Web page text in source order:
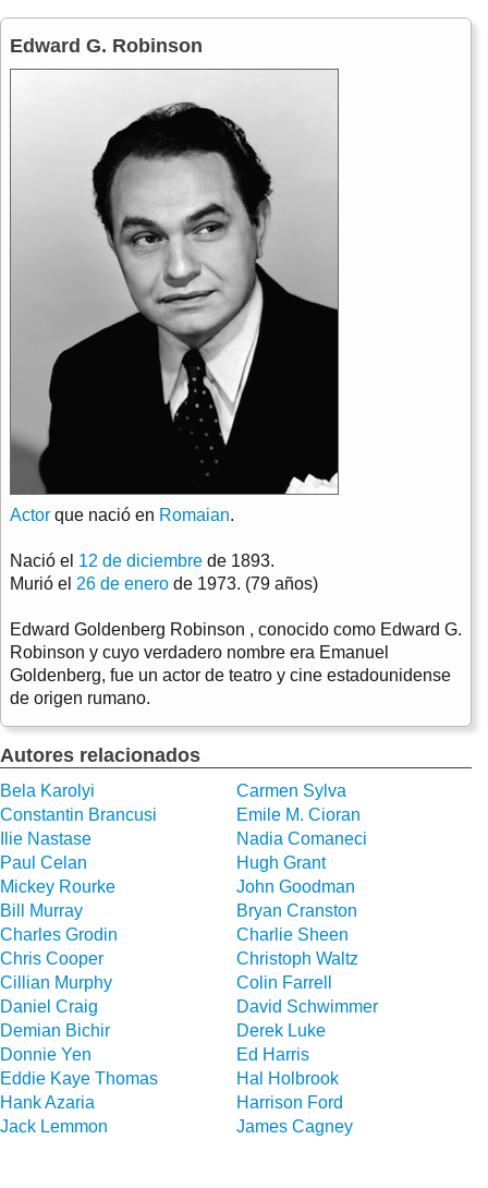
Edward G. Robinson
Actor que nació en Romaian.
Nació el 12 de diciembre de 1893.
Murió el 26 de enero de 1973. (79 años)
Edward Goldenberg Robinson , conocido como Edward G.
Robinson y cuyo verdadero nombre era Emanuel
Goldenberg, fue un actor de teatro y cine estadounidense
de origen rumano.
Autores relacionados
Bela Karolyi
Carmen Sylva
Constantin Brancusi
Emile M. Cioran
Ilie Nastase
Nadia Comaneci
Paul Celan
Hugh Grant
Mickey Rourke
John Goodman
Bill Murray
Bryan Cranston
Charles Grodin
Charlie Sheen
Chris Cooper
Christoph Waltz
Cillian Murphy
Colin Farrell
Daniel Craig
David Schwimmer
Demian Bichir
Derek Luke
Donnie Yen
Ed Harris
Eddie Kaye Thomas
Hal Holbrook
Hank Azaria
Harrison Ford
Jack Lemmon
James Cagney